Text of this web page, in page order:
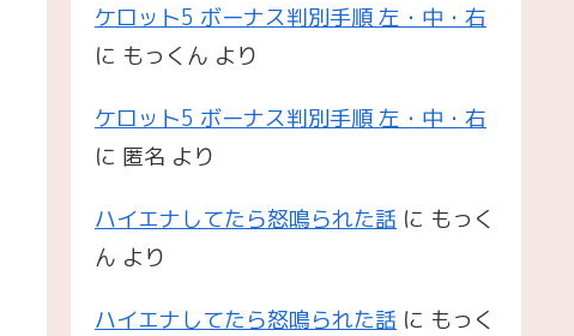
ケロット5 ボーナス判別手順 左・中・右
に もっくん より
ケロット5 ボーナス判別手順 左・中・右
に 匿名 より
ハイエナしてたら怒鳴られた話 に もっく
ん より
ハイエナしてたら怒鳴られた話 に もっく